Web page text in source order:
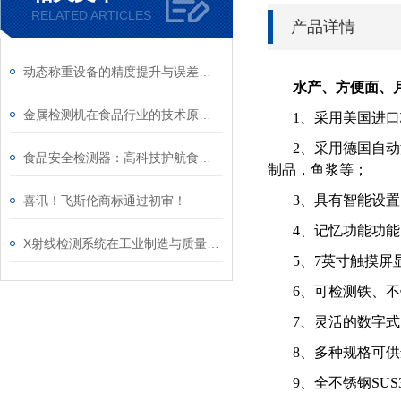
RELATED ARTICLES
喜讯！飞斯伦商标通过初审！
产品详情
水产、方便面、
1、采用美国进
2、采用德国自
制品，鱼浆等；
3、具有智能设
4、记忆功能功
5、7英寸触摸屏
6、可检测铁、
7、灵活的数字
8、多种规格可
9、全不锈钢